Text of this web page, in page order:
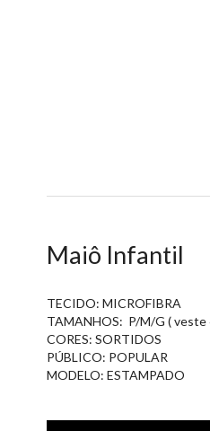
Maiô Infantil
TECIDO: MICROFIBRA
TAMANHOS: P/M/G ( veste
CORES: SORTIDOS
PÚBLICO: POPULAR
MODELO: ESTAMPADO